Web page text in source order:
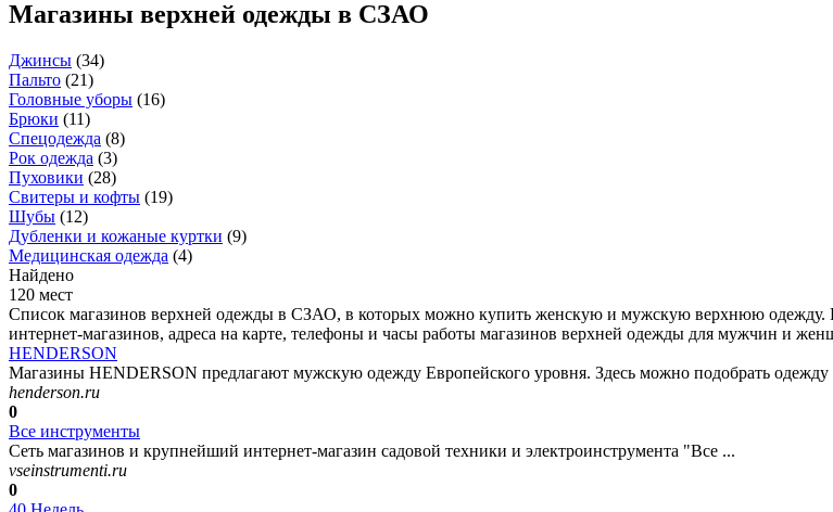
Магазины верхней одежды в СЗАО
Джинсы (34)
Пальто (21)
Головные уборы (16)
Брюки (11)
Спецодежда (8)
Рок одежда (3)
Пуховики (28)
Свитеры и кофты (19)
Шубы (12)
Дубленки и кожаные куртки (9)
Медицинская одежда (4)
Найдено
120 мест
Список магазинов верхней одежды в СЗАО, в которых можно купить женскую и мужскую верхнюю
интернет-магазинов, адреса на карте, телефоны и часы работы магазинов верхней одежды для мужчин и
HENDERSON
Магазины HENDERSON предлагают мужскую одежду Европейского уровня. Здесь можно подобрать одежду
henderson.ru
0
Все инструменты
Сеть магазинов и крупнейший интернет-магазин садовой техники и электроинструмента "Все ...
vseinstrumenti.ru
0